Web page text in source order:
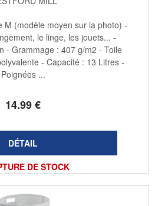
14.99€
DE STOCK
M (modèle moyen sur la photo) -
le linge, les jouets... -
- Grammage : 407 g/m2 - Toile
- Capacité : 13 Litres -
Poignées ...